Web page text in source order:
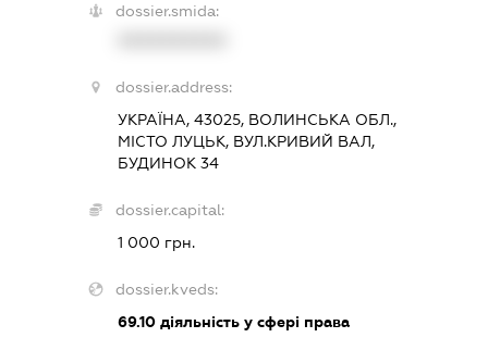
dossier.smida:
dossier.address:
УКРАЇНА, 43025, ВОЛИНСЬКА ОБЛ.,
МІСТО ЛУЦЬК, ВУЛ.КРИВИЙ ВАЛ,
БУДИНОК 34
dossier.capital:
1 000 грн.
dossier.kveds:
69.10діяльність у сфері права